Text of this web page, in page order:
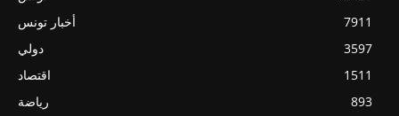
أخبار تونس
7911
دولي
3597
اقتصاد
1511
رياضة
893